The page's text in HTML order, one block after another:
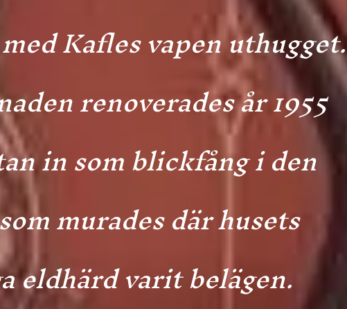
Kafles vapen uthugget.
renoverades år 1955
in som blickfång i den
murades där husets
eldhärd varit belägen.